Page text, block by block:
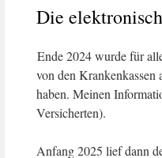
Die
Ende 2024 wurde für
von den Krankenkassen
haben. Meinen
Versicherten).
Anfang 2025 lief dann